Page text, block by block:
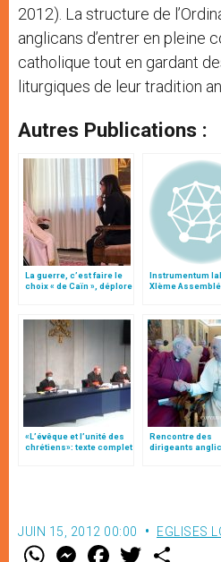
2012). La structure de
anglicans d’entrer en pleine
catholique tout en gardant
liturgiques de leur tradition
Autres Publications :
La guerre, c’est faire le
choix « de Caïn », déplore
Instrumentum
XIème
«L’évêque et l’unité des
chrétiens»: texte complet
Rencontre des
dirigeants
JUIN 15, 2012 00:00 EGLISES
W M F